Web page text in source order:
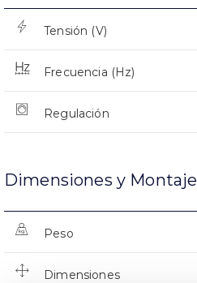
Tensión (V)
Frecuencia (Hz)
Regulación
Dimensiones y Montaje
Peso
Dimensiones